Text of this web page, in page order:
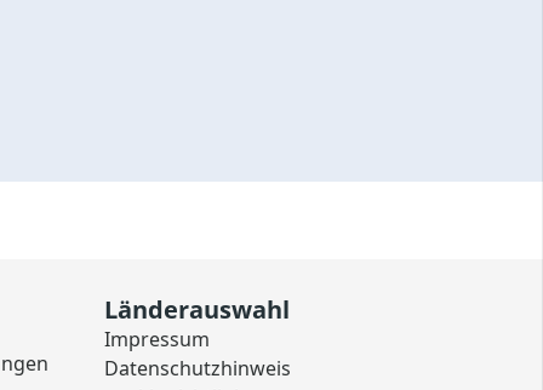
Länderauswahl
Impressum
Datenschutzhinweis